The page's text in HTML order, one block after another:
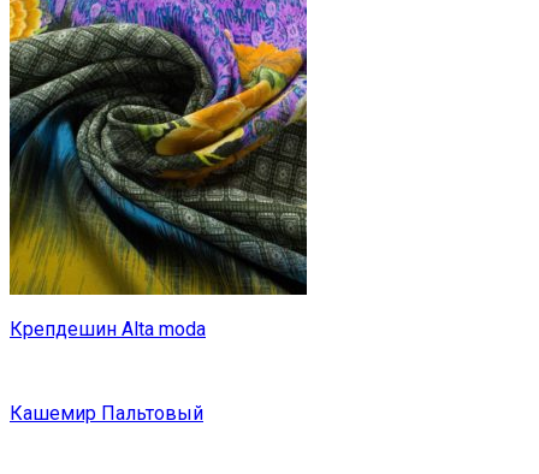
Крепдешин Alta moda
Кашемир Пальтовый